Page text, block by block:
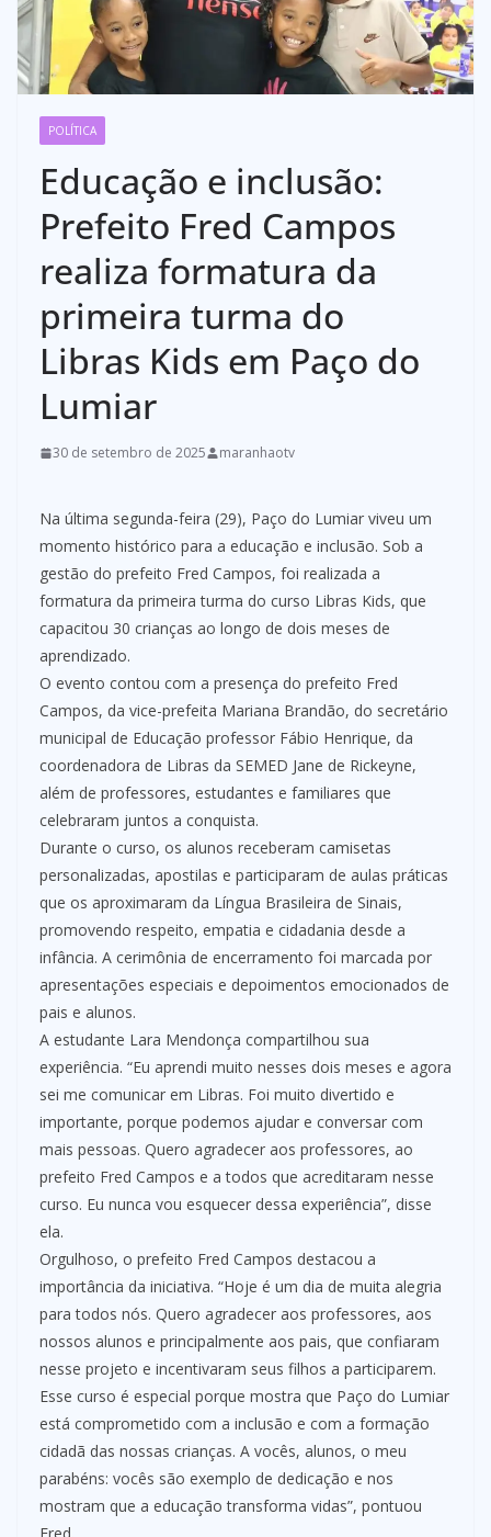
POLÍTICA
Educação e inclusão:
Prefeito Fred Campos
realiza formatura da
primeira turma do
Libras Kids em Paço do
Lumiar
30 de setembro de 2025 maranhaotv
Na última segunda-feira (29), Paço do Lumiar viveu um
momento histórico para a educação e inclusão. Sob a
gestão do prefeito Fred Campos, foi realizada a
formatura da primeira turma do curso Libras Kids, que
capacitou 30 crianças ao longo de dois meses de
aprendizado.
O evento contou com a presença do prefeito Fred
Campos, da vice-prefeita Mariana Brandão, do secretário
municipal de Educação professor Fábio Henrique, da
coordenadora de Libras da SEMED Jane de Rickeyne,
além de professores, estudantes e familiares que
celebraram juntos a conquista.
Durante o curso, os alunos receberam camisetas
personalizadas, apostilas e participaram de aulas práticas
que os aproximaram da Língua Brasileira de Sinais,
promovendo respeito, empatia e cidadania desde a
infância. A cerimônia de encerramento foi marcada por
apresentações especiais e depoimentos emocionados de
pais e alunos.
A estudante Lara Mendonça compartilhou sua
experiência. “Eu aprendi muito nesses dois meses e agora
sei me comunicar em Libras. Foi muito divertido e
importante, porque podemos ajudar e conversar com
mais pessoas. Quero agradecer aos professores, ao
prefeito Fred Campos e a todos que acreditaram nesse
curso. Eu nunca vou esquecer dessa experiência”, disse
ela.
Orgulhoso, o prefeito Fred Campos destacou a
importância da iniciativa. “Hoje é um dia de muita alegria
para todos nós. Quero agradecer aos professores, aos
nossos alunos e principalmente aos pais, que confiaram
nesse projeto e incentivaram seus filhos a participarem.
Esse curso é especial porque mostra que Paço do Lumiar
está comprometido com a inclusão e com a formação
cidadã das nossas crianças. A vocês, alunos, o meu
parabéns: vocês são exemplo de dedicação e nos
mostram que a educação transforma vidas”, pontuou